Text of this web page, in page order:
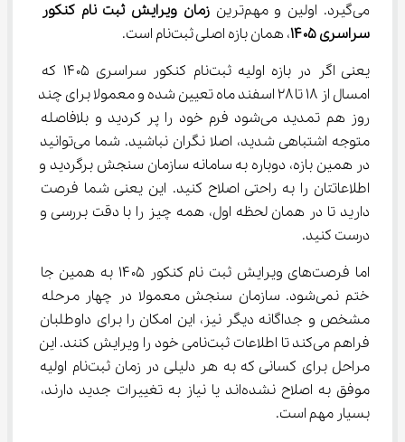
می‌گیرد. اولین و مهم‌ترین
زمان ویرایش ثبت نام کنکور
سراسری ۱۴۰۵
، همان بازه اصلی ثبت‌نام است.
یعنی اگر در بازه اولیه ثبت‌نام کنکور سراسری ۱۴۰۵ که
امسال از ۱۸ تا ۲۸ اسفند ماه تعیین شده و معمولا برای چند
روز هم تمدید می‌شود فرم خود را پر کردید و بلافاصله
متوجه اشتباهی شدید، اصلا نگران نباشید. شما می‌توانید
در همین بازه، دوباره به سامانه سازمان سنجش برگردید و
اطلاعاتتان را به راحتی اصلاح کنید. این یعنی شما فرصت
دارید تا در همان لحظه اول، همه چیز را با دقت بررسی و
درست کنید.
اما فرصت‌های ویرایش ثبت نام کنکور ۱۴۰۵ به همین جا
ختم نمی‌شود. سازمان سنجش معمولا در چهار مرحله
مشخص و جداگانه دیگر نیز، این امکان را برای داوطلبان
فراهم می‌کند تا اطلاعات ثبت‌نامی خود را ویرایش کنند. این
مراحل برای کسانی که به هر دلیلی در زمان ثبت‌نام اولیه
موفق به اصلاح نشده‌اند یا نیاز به تغییرات جدید دارند،
بسیار مهم است.